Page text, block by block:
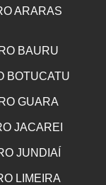
ARARAS
BAURU
BOTUCATU
GUARA
JACAREI
JUNDIAÍ
LIMEIRA